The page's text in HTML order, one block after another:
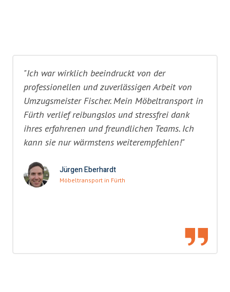
"Ich war wirklich beeindruckt von der
professionellen und zuverlässigen Arbeit von
Umzugsmeister Fischer. Mein Möbeltransport in
Fürth verlief reibungslos und stressfrei dank
ihres erfahrenen und freundlichen Teams. Ich
kann sie nur wärmstens weiterempfehlen!"
Jürgen Eberhardt
Möbeltransport in Fürth